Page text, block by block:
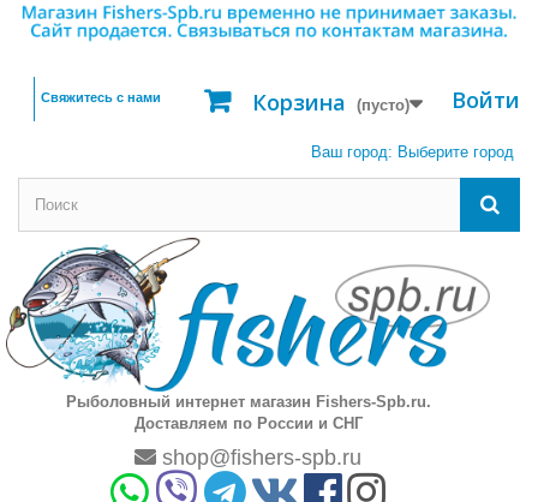
Войти
Корзина (пусто)
Свяжитесь с нами
Ваш город: Выберите город
Рыболовный интернет магазин Fishers-Spb.ru.
Доставляем по России и СНГ
shop@fishers-spb.ru